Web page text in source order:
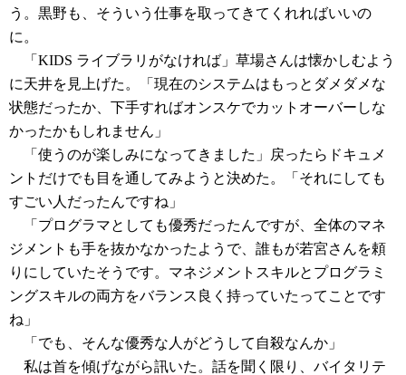
う。黒野も、そういう仕事を取ってきてくれればいいの
に。
「KIDS ライブラリがなければ」草場さんは懐かしむよう
に天井を見上げた。「現在のシステムはもっとダメダメな
状態だったか、下手すればオンスケでカットオーバーしな
かったかもしれません」
「使うのが楽しみになってきました」戻ったらドキュメ
ントだけでも目を通してみようと決めた。「それにしても
すごい人だったんですね」
「プログラマとしても優秀だったんですが、全体のマネ
ジメントも手を抜かなかったようで、誰もが若宮さんを頼
りにしていたそうです。マネジメントスキルとプログラミ
ングスキルの両方をバランス良く持っていたってことです
ね」
「でも、そんな優秀な人がどうして自殺なんか」
私は首を傾げながら訊いた。話を聞く限り、バイタリテ